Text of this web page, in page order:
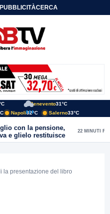
PUBBLICITÀCERCA
Benevento31°C
Napoli32°C Salerno33°C
con la pensione,
e glielo restituisce
22 MINUTI FA
la presentazione del libro